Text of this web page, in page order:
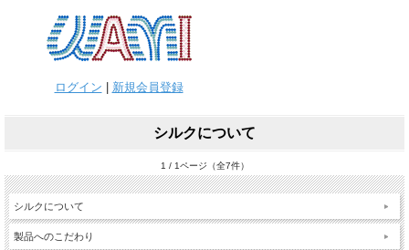
ログイン 新規会員登録
シルクについて
1 / 1ページ（全7件）
シルクについて
製品へのこだわり